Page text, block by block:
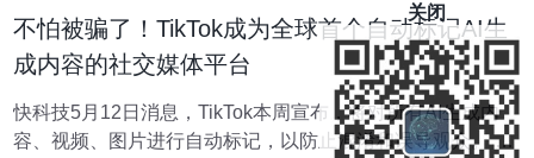
不怕被骗了！TikTok成为全球首个自动标记AI生
成内容的社交媒体平台
快科技5月12日消息，TikTok本周宣布，将对所有AI生成内
容、视频、图片进行自动标记，以防止混淆和误导观众。 一
关闭